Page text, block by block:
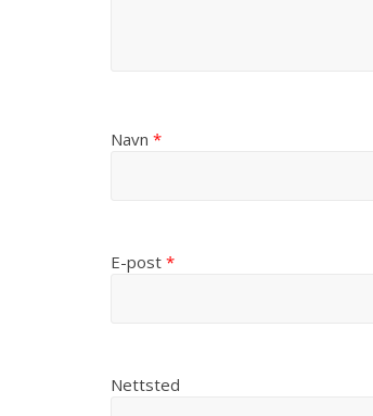
Navn *
E-post *
Nettsted